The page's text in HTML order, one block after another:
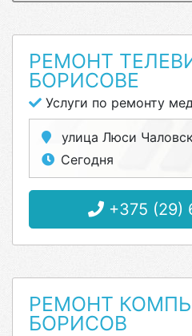
РЕМОНТ
БОРИСОВЕ
Услуги по ремонту
улица Люси
Сегодня
+375 (29)
РЕМОНТ
БОРИСОВ